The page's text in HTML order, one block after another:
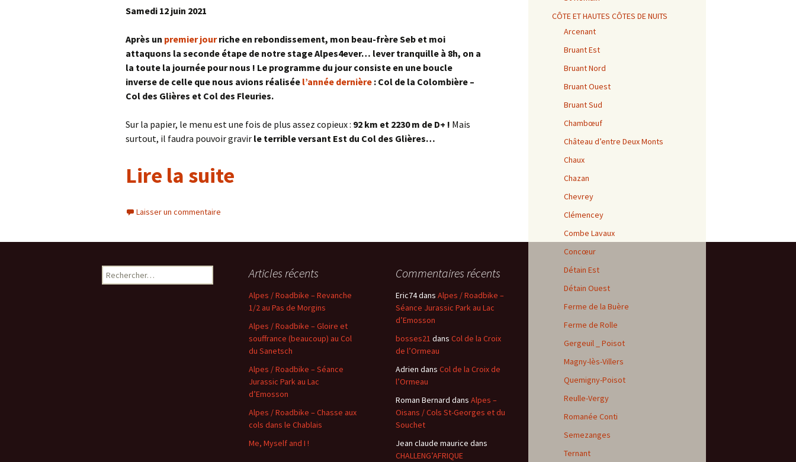
les Petites Munières
Martrois
lès-Senailly
Nogent-lès-Montbard ><
Villiers
Réservoir de Chazilly
Saffres
Sainte-Colombe-en-
Auxois
Samedi 12 juin 2021
Après un premier jourriche en rebondissement, mon beau-frère Seb et moi
attaquons la seconde étape de notre stage Alpes4ever… lever tranquille à 8h, on a
la toute la journée pour nous ! Le programme du jour consiste en une boucle
inverse de celle que nous avions réalisée l’année dernière : Col de la Colombière –
Col des Glières et Col des Fleuries.
Sur la papier, le menu est une fois de plus assez copieux : 92 km et 2230 m de D+ ! Mais
surtout, il faudra pouvoir gravir le terrible versant Est du Col des Glières…
Lire la suite
Laisser un commentaire
CÔTE ET HAUTES CÔTES DE NUITS
Arcenant
Bruant Est
Bruant Nord
Bruant Ouest
Bruant Sud
Chambœuf
Château d’entre Deux Monts
Chaux
Chazan
Chevrey
Clémencey
Combe Lavaux
Concœur
Détain Est
Détain Ouest
Ferme de la Buère
Ferme de Rolle
Gergeuil _ Poisot
Magny-lès-Villers
Quemigny-Poisot
Reulle-Vergy
Romanée Conti
Semezanges
Ternant
Rechercher : Articles récents
Alpes / Roadbike – Revanche
1/2 au Pas de Morgins
Alpes / Roadbike – Gloire et
souffrance (beaucoup) au Col
du Sanetsch
Alpes / Roadbike – Séance
Jurassic Park au Lac
d’Emosson
Alpes / Roadbike – Chasse aux
cols dans le Chablais
Me, Myself and I !
Commentaires récents
Eric74dans Alpes / Roadbike –
Séance Jurassic Park au Lac
d’Emosson
bosses21 dans Col de la Croix
de l’Ormeau
Adrien dans Col de la Croix de
l’Ormeau
Roman Bernard dans Alpes –
Oisans / Cols St-Georges et du
Souchet
Jean claude maurice dans
CHALLENG’AFRIQUE